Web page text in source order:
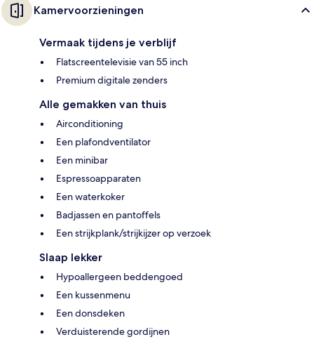
Kamervoorzieningen
Vermaak tijdens je verblijf
Flatscreentelevisie van 55 inch
Premium digitale zenders
Alle gemakken van thuis
Airconditioning
Een plafondventilator
Een minibar
Espressoapparaten
Een waterkoker
Badjassen en pantoffels
Een strijkplank/strijkijzer op verzoek
Slaap lekker
Hypoallergeen beddengoed
Een kussenmenu
Een donsdeken
Verduisterende gordijnen